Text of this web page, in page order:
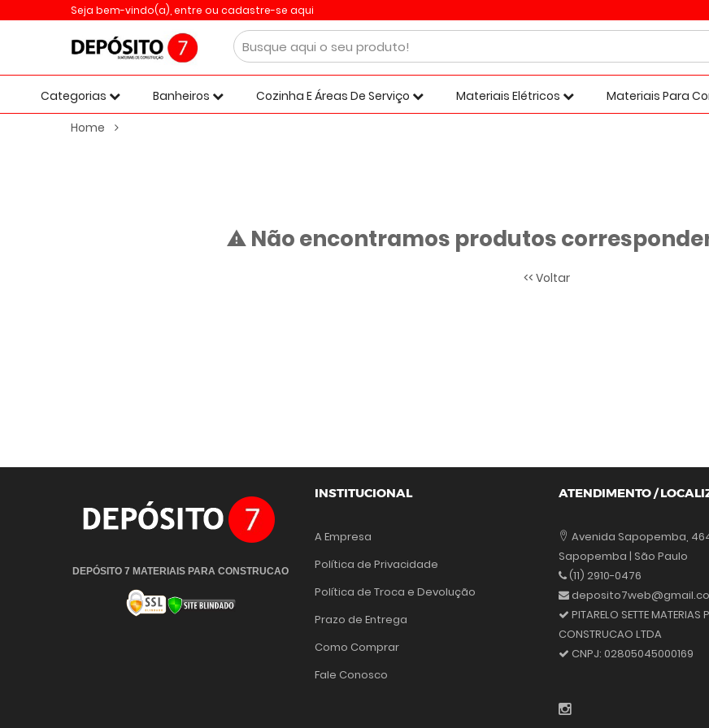
Seja bem-vindo(a), entre ou cadastre-se aqui
Categorias Banheiros Cozinha E Áreas De Serviço Materiais Elétricos Materiais Para
Home
Não encontramos produtos
<< Voltar
DEPÓSITO 7 MATERIAIS PARA CONSTRUCAO
INSTITUCIONAL
A Empresa
Política de Privacidade
Política de Troca e Devolução
Prazo de Entrega
Como Comprar
Fale Conosco
ATENDIMENTO /
Avenida Sapopemba,
Sapopemba | São Paulo
(11) 2910-0476
PITARELO SETTE MATERIAS
CONSTRUCAO LTDA
CNPJ: 02805045000169